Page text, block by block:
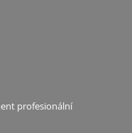
profesionální